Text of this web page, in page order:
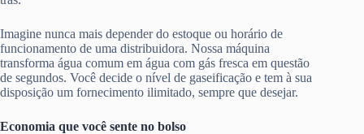
Imagine nunca mais depender do estoque ou horário de
funcionamento de uma distribuidora. Nossa máquina
transforma água comum em água com gás fresca em questão
de segundos. Você decide o nível de gaseificação e tem à sua
disposição um fornecimento ilimitado, sempre que desejar.
Economia que você sente no bolso